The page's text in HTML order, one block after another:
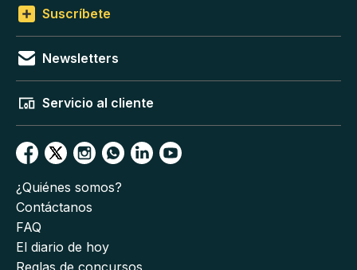
Suscríbete
Newsletters
Servicio al cliente
¿Quiénes somos?
Contáctanos
FAQ
El diario de hoy